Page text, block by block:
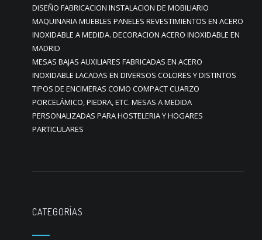
DISEÑO FABRICACION INSTALACION DE MOBILIARIO
MAQUINARIA MUEBLES PANELES REVESTIMIENTOS EN ACERO
INOXIDABLE A MEDIDA. DECORACION ACERO INOXIDABLE EN
MADRID
MESAS BAJAS AUXILIARES FABRICADAS EN ACERO
INOXIDABLE LACADAS EN DIVERSOS COLORES Y DISTINTOS
TIPOS DE ENCIMERAS COMO COMPACT CUARZO
PORCELÁMICO, PIEDRA, ETC. MESAS A MEDIDA
PERSONALIZADAS PARA HOSTELERIA Y HOGARES
PARTICULARES
CATEGORÍAS